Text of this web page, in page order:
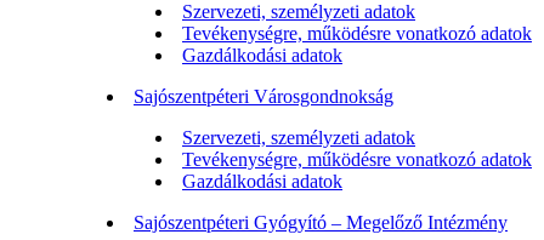
Szervezeti, személyzeti adatok
Tevékenységre, működésre vonatkozó adatok
Gazdálkodási adatok
Sajószentpéteri Városgondnokság
Szervezeti, személyzeti adatok
Tevékenységre, működésre vonatkozó adatok
Gazdálkodási adatok
Sajószentpéteri Gyógyító – Megelőző Intézmény